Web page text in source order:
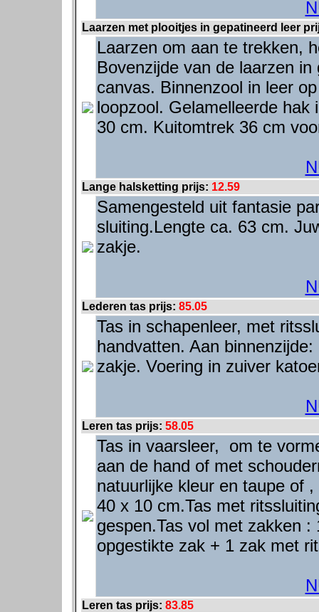
Laarzen met plooitjes in gepatineerd leer
Laarzen om aan te trekken,
Bovenzijde van de laarzen
canvas. Binnenzool in leer
loopzool. Gelamelleerde
30 cm. Kuitomtrek 36 cm
Lange halsketting prijs: 12.59
Samengesteld uit fantasie
sluiting.Lengte ca. 63 cm.
zakje.
Lederen tas prijs: 85.05
Tas in schapenleer, met
handvatten. Aan
zakje. Voering in zuiver
Leren tas prijs: 58.05
Tas in vaarsleer, om te
aan de hand of met
natuurlijke kleur en taupe of
40 x 10 cm.Tas met
gespen.Tas vol met zakken
opgestikte zak + 1 zak met
Leren tas prijs: 83.85